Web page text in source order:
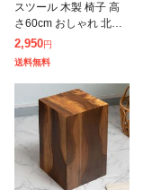
スツール 木製 椅子 高
さ60cm おしゃれ 北欧
天然木 イス チェア カ
フェ ハイスツール ハイ
チェア 丸椅子 木製 木
製丸
2,950円
送料無料